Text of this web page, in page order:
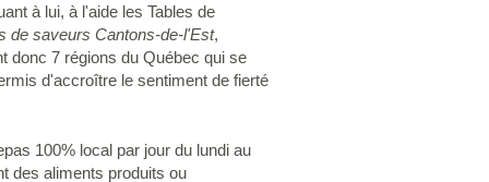
à lui, à l'aide les Tables de
de saveurs Cantons-de-l'Est,
donc 7 régions du Québec qui se
d'accroître le sentiment de fierté
100% local par jour du lundi au
des aliments produits ou